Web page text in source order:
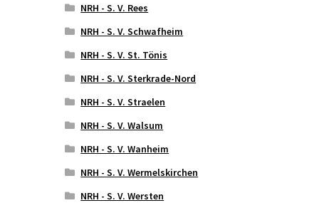
NRH - S. V. Rees
NRH - S. V. Schwafheim
NRH - S. V. St. Tönis
NRH - S. V. Sterkrade-Nord
NRH - S. V. Straelen
NRH - S. V. Walsum
NRH - S. V. Wanheim
NRH - S. V. Wermelskirchen
NRH - S. V. Wersten